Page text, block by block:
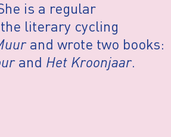
is a regular
literary cycling
and wrote two books:
and Het Kroonjaar.